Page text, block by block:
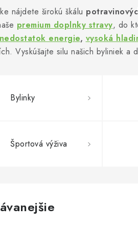
nájdete širokú škálu
premium doplnky stravy, do
nedostatok energie, vysoká
Vyskúšajte silu našich byliniek a
Bylinky
Športová výživa